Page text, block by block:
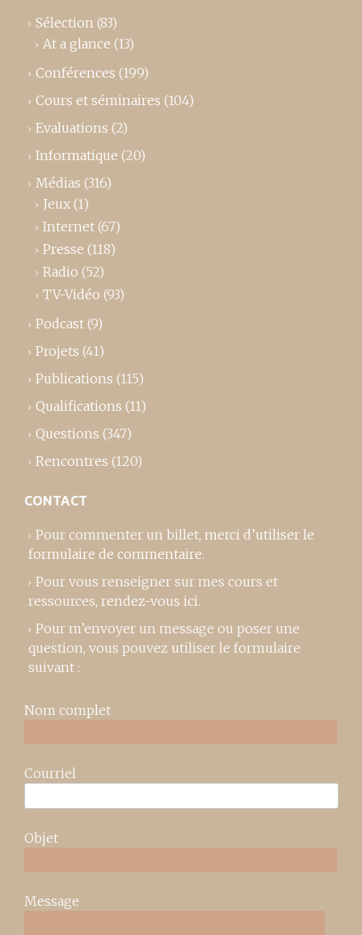
Sélection (83)
At a glance (13)
Conférences (199)
Cours et séminaires (104)
Evaluations (2)
Informatique (20)
Médias (316)
Jeux (1)
Internet (67)
Presse (118)
Radio (52)
TV-Vidéo (93)
Podcast (9)
Projets (41)
Publications (115)
Qualifications (11)
Questions (347)
Rencontres (120)
CONTACT
Pour commenter un billet, merci d’utiliser le
formulaire de commentaire.
Pour vous renseigner sur mes cours et
ressources, rendez-vous ici.
Pour m’envoyer un message ou poser une
question, vous pouvez utiliser le formulaire
suivant :
Nom complet
Courriel
Objet
Message